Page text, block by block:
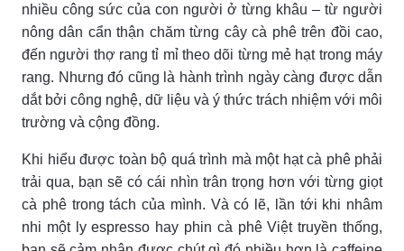
nhiều công sức của con người ở từng khâu – từ người
nông dân cẩn thận chăm từng cây cà phê trên đồi cao,
đến người thợ rang tỉ mỉ theo dõi từng mẻ hạt trong máy
rang. Nhưng đó cũng là hành trình ngày càng được dẫn
dắt bởi công nghệ, dữ liệu và ý thức trách nhiệm với môi
trường và cộng đồng.
Khi hiểu được toàn bộ quá trình mà một hạt cà phê phải
trải qua, bạn sẽ có cái nhìn trân trọng hơn với từng giọt
cà phê trong tách của mình. Và có lẽ, lần tới khi nhâm
nhi một ly espresso hay phin cà phê Việt truyền thống,